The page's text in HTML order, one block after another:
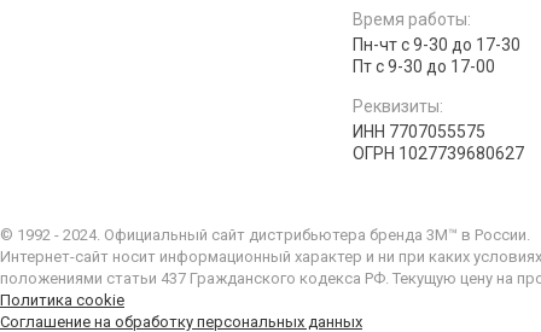
Время работы:
Пн-чт с 9-30 до 17-30
Пт с 9-30 до 17-00
Реквизиты:
ИНН 7707055575
ОГРН 1027739680627
© 1992 - 2024. Официальный сайт дистрибьютера бренда 3M™ в России.
Интернет-сайт носит информационный характер и ни при каких
положениями статьи 437 Гражданского кодекса РФ. Текущую цену на
Политика cookie
Соглашение на обработку персональных данных